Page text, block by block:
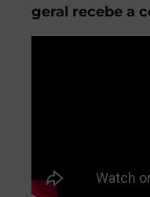
geral recebe a